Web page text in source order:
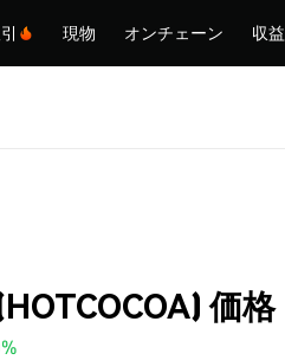
現物 オンチェーン 収益
価格